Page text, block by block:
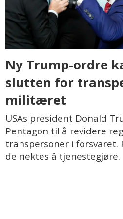
Ny Trump-ordre
slutten for
militæret
USAs president Donald
Pentagon til å revidere
transpersoner i forsvaret.
de nektes å tjenestegjøre.